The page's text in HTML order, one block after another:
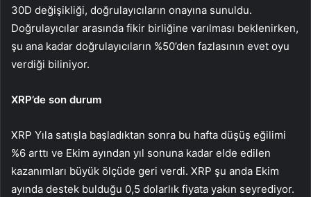
30D değişikliği, doğrulayıcıların onayına sunuldu.
Doğrulayıcılar arasında fikir birliğine varılması beklenirken,
şu ana kadar doğrulayıcıların %50’den fazlasının evet oyu
verdiği biliniyor.
XRP’de son durum
XRP Yıla satışla başladıktan sonra bu hafta düşüş eğilimi
%6 arttı ve Ekim ayından yıl sonuna kadar elde edilen
kazanımları büyük ölçüde geri verdi. XRP şu anda Ekim
ayında destek bulduğu 0,5 dolarlık fiyata yakın seyrediyor.